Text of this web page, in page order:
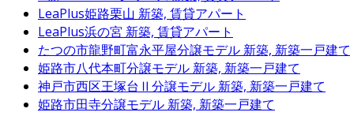
LeaPlus姫路栗山 新築, 賃貸アパート
LeaPlus浜の宮 新築, 賃貸アパート
たつの市龍野町富永平屋分譲モデル 新築, 新築一戸建て
姫路市八代本町分譲モデル 新築, 新築一戸建て
神戸市西区王塚台Ⅱ分譲モデル 新築, 新築一戸建て
姫路市田寺分譲モデル 新築, 新築一戸建て